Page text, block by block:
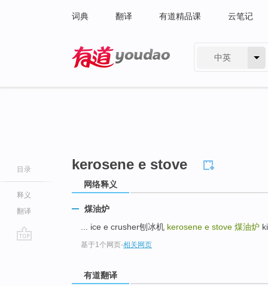
词典 翻译 有道精品课 云笔记
中英
目录
释义
翻译
kerosene e stove
网络释义
煤油炉
... ice e crusher刨冰机 kerosene e stove 煤油炉
基于1个网页-相关网页
有道翻译